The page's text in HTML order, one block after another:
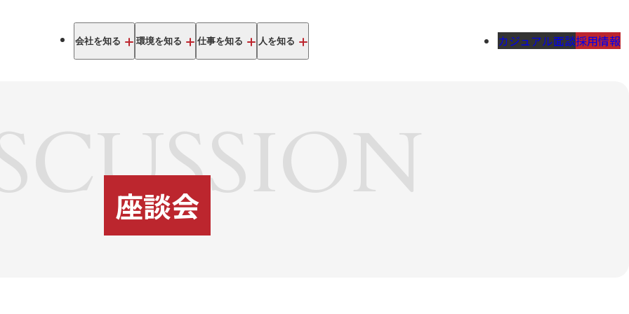
カジュアル面談採用情報
会社を知る 環境を知る 仕事を知る 人を知る
座談会